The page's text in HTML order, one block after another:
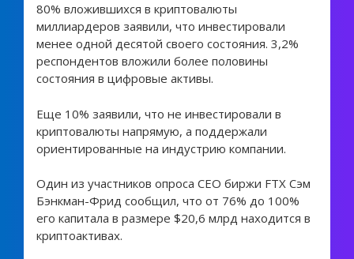
80% вложившихся в криптовалюты
миллиардеров заявили, что инвестировали
менее одной десятой своего состояния. 3,2%
респондентов вложили более половины
состояния в цифровые активы.
Еще 10% заявили, что не инвестировали в
криптовалюты напрямую, а поддержали
ориентированные на индустрию компании.
Один из участников опроса СЕО биржи FTX Сэм
Бэнкман-Фрид сообщил, что от 76% до 100%
его капитала в размере $20,6 млрд находится в
криптоактивах.